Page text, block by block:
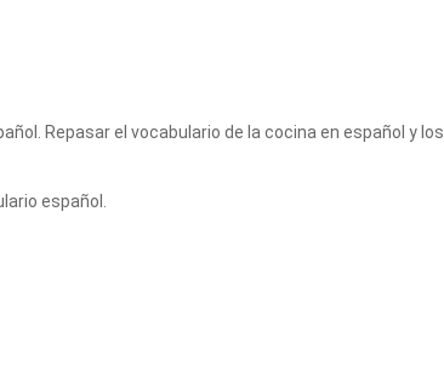
Repasar el vocabulario de la cocina en español y los
español.